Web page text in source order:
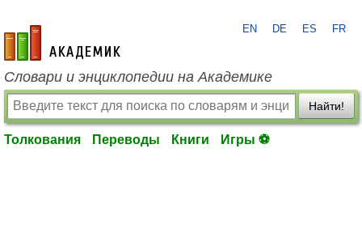
academic.ru
EN DE ES FR
Словари и энциклопедии на Академике
Найти!
Толкования Переводы Книги Игры ⚽